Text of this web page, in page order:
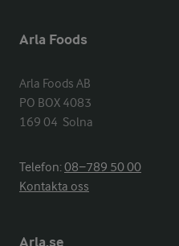
Arla Foods
Arla Foods AB
PO BOX 4083
169 04  Solna
Telefon:08−789 50 00
Kontakta oss
Arla.se